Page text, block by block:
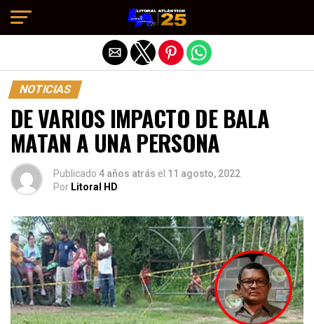
NOTICIAS
DE VARIOS IMPACTO DE BALA
MATAN A UNA PERSONA
Publicado 4 años atrás el 11 agosto, 2022
Por Litoral HD
Salir de la versión móvil